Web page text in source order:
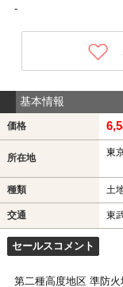
-
基本情報
価格
所在地 東
種類 土
交通 東
セールスコメント
第二種高度地区 準防